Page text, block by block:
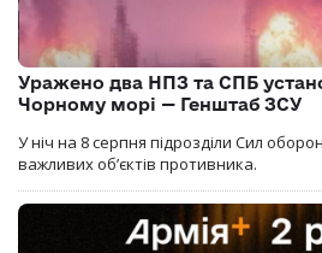
Уражено два НПЗ та СПБ
Чорному морі — Генштаб ЗСУ
У ніч на 8 серпня підрозділи Сил
важливих об’єктів противника.